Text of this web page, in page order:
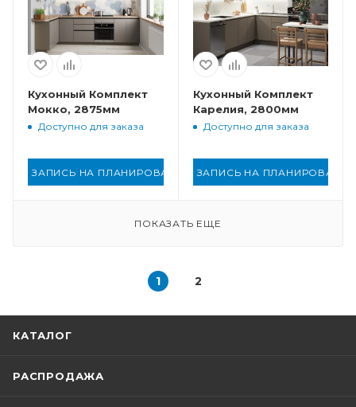
Кухонный Комплект
Мокко, 2875мм
Доступно для заказа
ЗАПИСЬ НА ПЛАНИРОВАНИЕ
Кухонный Комплект
Карелия, 2800мм
Доступно для заказа
ЗАПИСЬ НА ПЛАНИРОВАНИЕ
ПОКАЗАТЬ ЕЩЕ
1 2
КАТАЛОГ
РАСПРОДАЖА